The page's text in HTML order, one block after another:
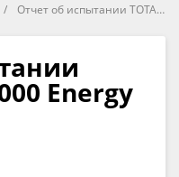
Отчет об испытании TOTAL Quartz 9000 Energy 5W-40
Energy